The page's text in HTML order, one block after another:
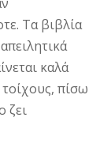
Τα βιβλία
καλά
πίσω
ζει